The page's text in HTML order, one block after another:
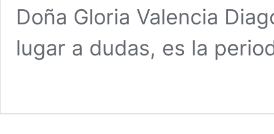
Doña Gloria Valencia
lugar a dudas, es la